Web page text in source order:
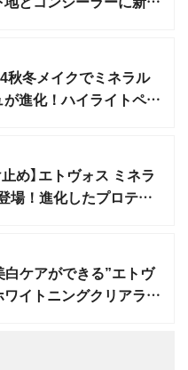
秋冬メイクでミネラル
進化！ハイライトペン
め】エトヴォス ミネラ
場！進化したプロテク
白ケアができる”エトヴ
イトニングクリアライ